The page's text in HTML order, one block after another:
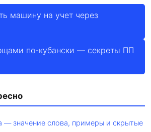
машину на учет через
по-кубански — секреты ПП
— значение слова, примеры и скрытые